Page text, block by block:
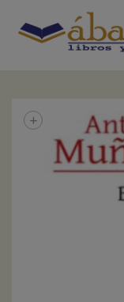
+